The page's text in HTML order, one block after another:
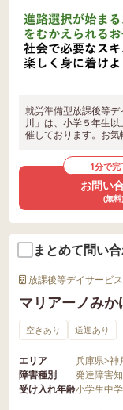
就労準備型放課後等
川」は、小学５年生
催しております。お気
1分で完
お問い
(無料)
まとめて問い
放課後等デイサービス
マリアーノみか
空きあり 送迎あり
エリア 兵庫県>神
障害種別
発達障害
受け入れ年齢小学生中